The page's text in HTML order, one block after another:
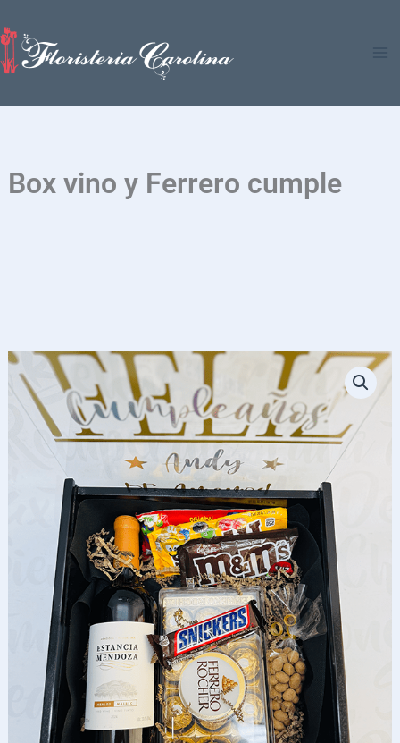
al
contenido
Box vino y Ferrero cumple